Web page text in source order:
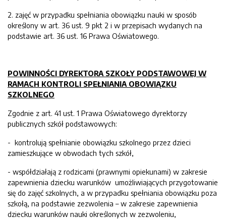
2. zajęć w przypadku spełniania obowiązku nauki w sposób
określony w art. 36 ust. 9 pkt 2 i w przepisach wydanych na
podstawie art. 36 ust. 16 Prawa Oświatowego.
POWINNOŚCI DYREKTORA SZKOŁY PODSTAWOWEJ W
RAMACH KONTROLI SPEŁNIANIA OBOWIĄZKU
SZKOLNEGO
Zgodnie z art. 41 ust. 1 Prawa Oświatowego dyrektorzy
publicznych szkół podstawowych:
- kontrolują spełnianie obowiązku szkolnego przez dzieci
zamieszkujące w obwodach tych szkół,
- współdziałają z rodzicami (prawnymi opiekunami) w zakresie
zapewnienia dziecku warunków umożliwiających przygotowanie
się do zajęć szkolnych, a w przypadku spełniania obowiązku poza
szkołą, na podstawie zezwolenia – w zakresie zapewnienia
dziecku warunków nauki określonych w zezwoleniu,